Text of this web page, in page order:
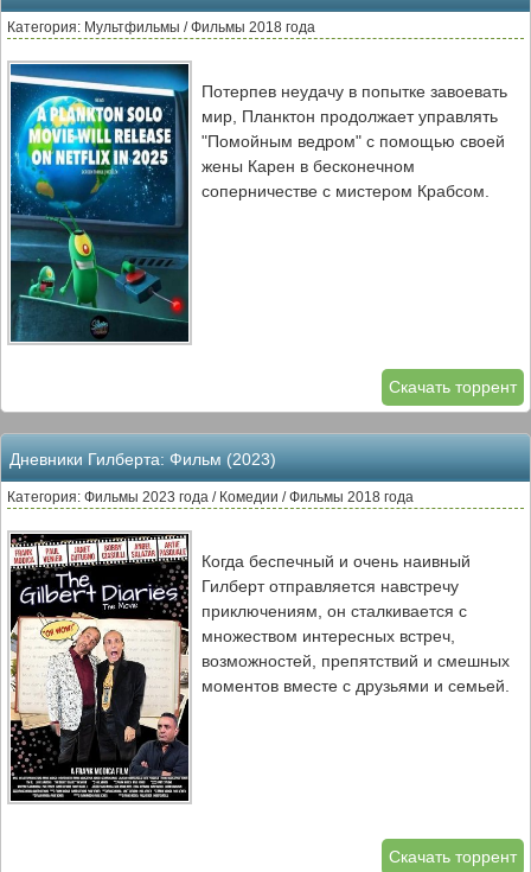
Категория: Мультфильмы / Фильмы 2018 года
Потерпев неудачу в попытке завоевать
мир, Планктон продолжает управлять
"Помойным ведром" с помощью своей
жены Карен в бесконечном
соперничестве с мистером Крабсом.
Скачать торрент
Дневники Гилберта: Фильм (2023)
Категория: Фильмы 2023 года / Комедии / Фильмы 2018 года
Когда беспечный и очень наивный
Гилберт отправляется навстречу
приключениям, он сталкивается с
множеством интересных встреч,
возможностей, препятствий и смешных
моментов вместе с друзьями и семьей.
Скачать торрент